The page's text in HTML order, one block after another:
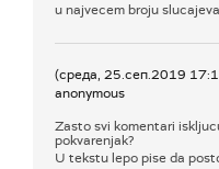
u najvecem broju
(среда, 25.сеп.2019
anonymous
Zasto svi komentari
pokvarenjak?
U tekstu lepo pise da